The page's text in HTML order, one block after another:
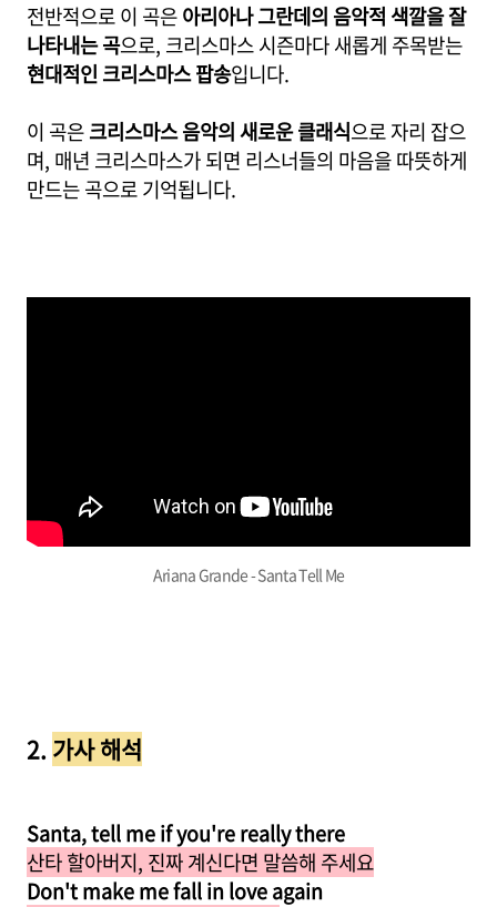
전반적으로 이 곡은아리아나 그란데의 음악적 색깔을 잘
나타내는 곡으로, 크리스마스 시즌마다 새롭게 주목받는
현대적인 크리스마스 팝송입니다.
이 곡은크리스마스 음악의 새로운 클래식으로 자리 잡으
며, 매년 크리스마스가 되면 리스너들의 마음을 따뜻하게
만드는 곡으로 기억됩니다.
Ariana Grande - Santa Tell Me
2.가사 해석
Santa, tell me if you're really there
산타 할아버지, 진짜 계신다면 말씀해 주세요
Don't make me fall in love again